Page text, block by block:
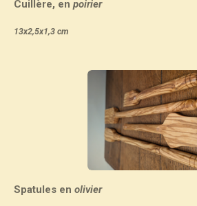
Cuillère, en poirier
13x2,5x1,3 cm
Spatules en olivier